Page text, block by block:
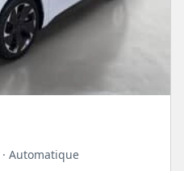
· Automatique